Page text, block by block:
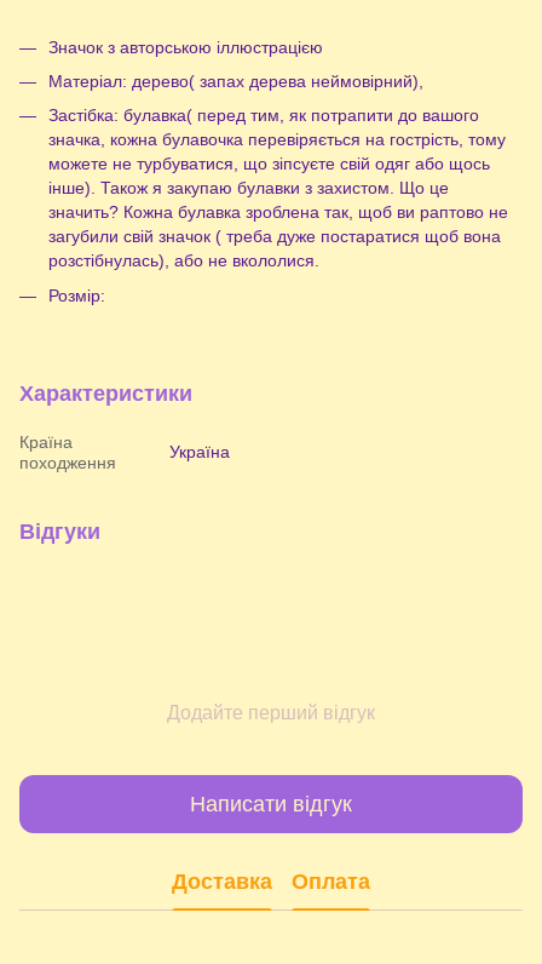
Значок з авторською іллюстрацією
Матеріал: дерево( запах дерева неймовірний),
Застібка: булавка( перед тим, як потрапити до вашого
значка, кожна булавочка перевіряється на гострість, тому
можете не турбуватися, що зіпсуєте свій одяг або щось
інше). Також я закупаю булавки з захистом. Що це
значить? Кожна булавка зроблена так, щоб ви раптово не
загубили свій значок ( треба дуже постаратися щоб вона
розстібнулась), або не вкололися.
Розмір:
Характеристики
Країна
походження
Україна
Відгуки
Додайте перший відгук
Написати відгук
Доставка Оплата